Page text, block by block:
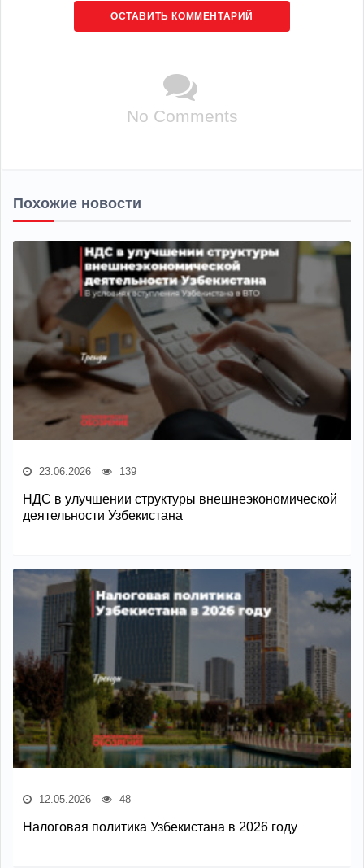
ОСТАВИТЬ КОММЕНТАРИЙ
No Comments
Похожие новости
23.06.2026 139
НДС в улучшении структуры внешнеэкономической
деятельности Узбекистана
12.05.2026 48
Налоговая политика Узбекистана в 2026 году